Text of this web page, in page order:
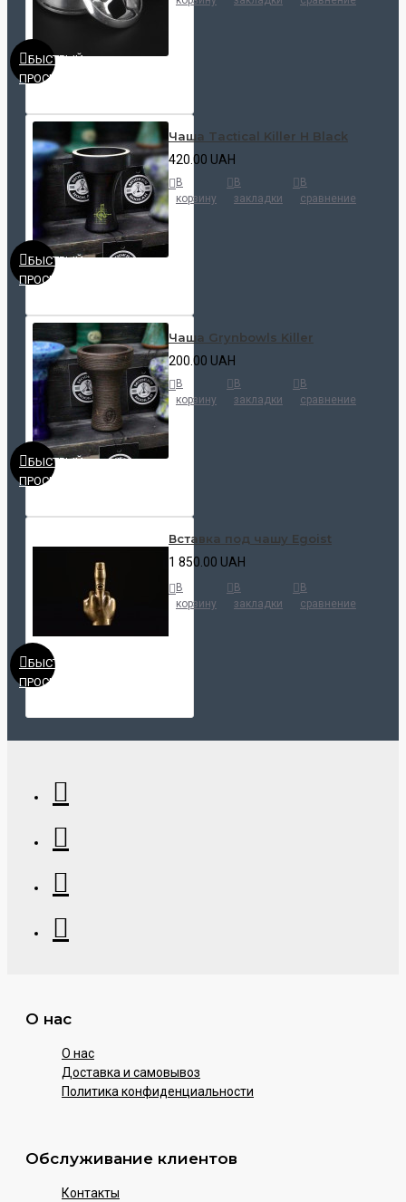
БЫСТРЫЙ
ПРОСМОТР
БЫСТРЫЙ
ПРОСМОТР
Чаша Tactical Killer H Black
420.00 UAH
В
корзину
В
закладки
В
сравнение
БЫСТРЫЙ
ПРОСМОТР
Чаша Grynbowls Killer
200.00 UAH
В
корзину
В
закладки
В
сравнение
БЫСТРЫЙ
ПРОСМОТР
Вставка под чашу Egoist
1 850.00 UAH
В
корзину
В
закладки
В
сравнение
О нас
О нас
Доставка и самовывоз
Политика конфиденциальности
Обслуживание клиентов
Контакты